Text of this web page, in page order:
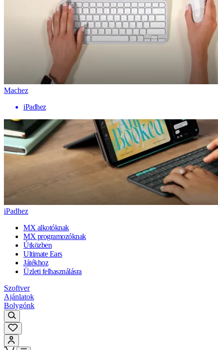
Machez
iPadhez
iPadhez
MX alkotóknak
MX programozóknak
Útközben
Ultimate Ears
Játékhoz
Üzleti felhasználásra
Szoftver
Ajánlatok
Bolygónk